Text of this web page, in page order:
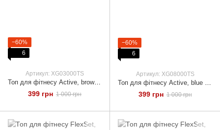
−60%
6
Артикул: XG03000TS
Топ для фітнесу Active, brown - S
399 грн 1 000 грн
−60%
6
Артикул: XG08000TS
399 грн 1 000 грн